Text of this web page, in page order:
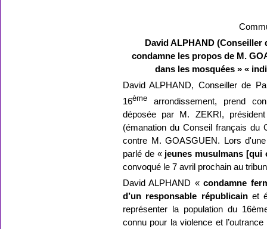
David ALPHAND (Conseiller
condamne les propos de M.
dans les mosquées » «
David ALPHAND, Conseiller de
16ème arrondissement, prend
déposée par M. ZEKRI,
(émanation du Conseil français du
contre M. GOASGUEN. Lors
parlé de « jeunes musulmans [qui
convoqué le 7 avril prochain au
David ALPHAND «condamne
d’un responsable républicainet
représenter la population du
connu pour la violence et